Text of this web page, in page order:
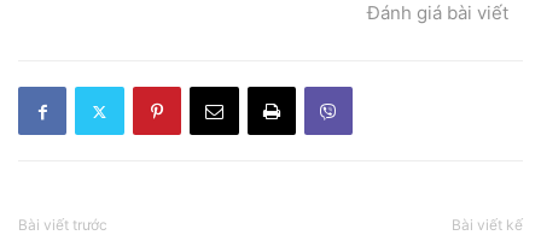
Đánh giá bài viết
Bài viết trước Bài viết kế